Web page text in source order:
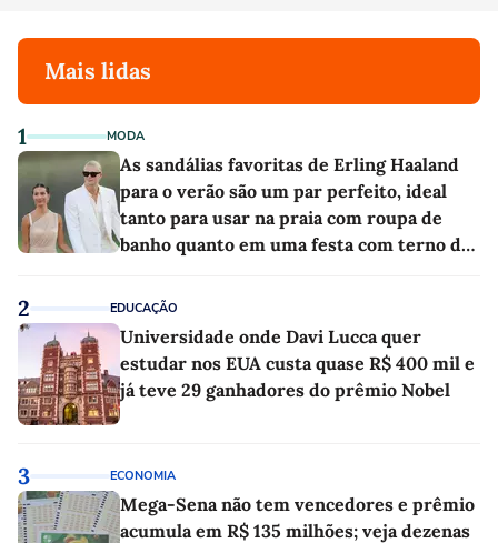
Mais lidas
1 MODA
As sandálias favoritas de Erling Haaland
para o verão são um par perfeito, ideal
tanto para usar na praia com roupa de
banho quanto em uma festa com terno de
2 EDUCAÇÃO
Universidade onde Davi Lucca quer
estudar nos EUA custa quase R$ 400 mil e
já teve 29 ganhadores do prêmio Nobel
3 ECONOMIA
Mega-Sena não tem vencedores e prêmio
acumula em R$ 135 milhões; veja dezenas